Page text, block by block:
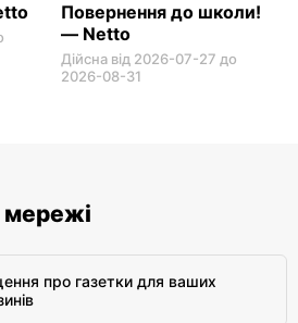
Повернення до школи!
— Netto
Дійсна від 2026-07-27 до
2026-08-31
мережі
про газетки для ваших